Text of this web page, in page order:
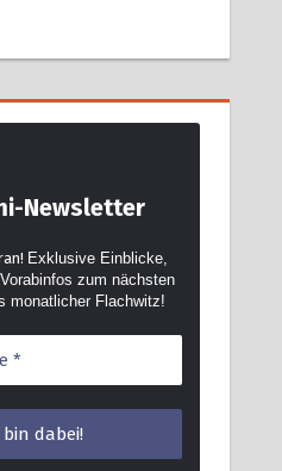
Newsletter
Exklusive Einblicke,
zum nächsten
monatlicher Flachwitz!